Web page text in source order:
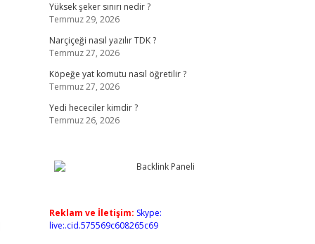
Yüksek şeker sınırı nedir ?
Temmuz 29, 2026
Narçiçeği nasıl yazılır TDK ?
Temmuz 27, 2026
Köpeğe yat komutu nasıl öğretilir ?
Temmuz 27, 2026
Yedi hececiler kimdir ?
Temmuz 26, 2026
Reklam ve İletişim: Skype:
live:.cid.575569c608265c69